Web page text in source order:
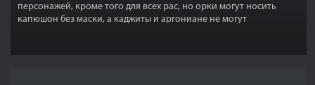
персонажей, кроме того для всех рас, но орки могут носить
капюшон без маски, а каджиты и аргониане не могут